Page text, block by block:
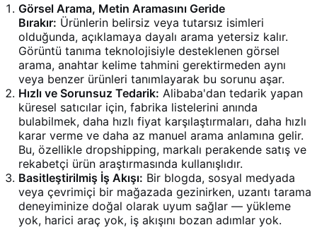
Görsel Arama, Metin Aramasını Geride
Bırakır: Ürünlerin belirsiz veya tutarsız isimleri
olduğunda, açıklamaya dayalı arama yetersiz kalır.
Görüntü tanıma teknolojisiyle desteklenen görsel
arama, anahtar kelime tahmini gerektirmeden aynı
veya benzer ürünleri tanımlayarak bu sorunu aşar.
Hızlı ve Sorunsuz Tedarik: Alibaba'dan tedarik yapan
küresel satıcılar için, fabrika listelerini anında
bulabilmek, daha hızlı fiyat karşılaştırmaları, daha hızlı
karar verme ve daha az manuel arama anlamına gelir.
Bu, özellikle dropshipping, markalı perakende satış ve
rekabetçi ürün araştırmasında kullanışlıdır.
Basitleştirilmiş İş Akışı: Bir blogda, sosyal medyada
veya çevrimiçi bir mağazada gezinirken, uzantı tarama
deneyiminize doğal olarak uyum sağlar — yükleme
yok, harici araç yok, iş akışını bozan adımlar yok.